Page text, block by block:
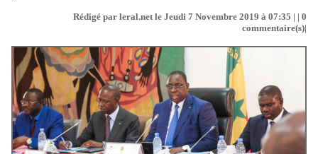
Rédigé par leral.net le Jeudi 7 Novembre 2019 à 07:35 | | 0
commentaire(s)|